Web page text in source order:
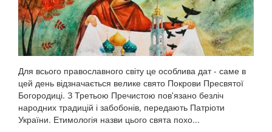
Для всього православного світу це особлива дат - саме в
цей день відзначається велике свято Покрови Пресвятої
Богородиці. З Третьою Пречистою пов'язано безліч
народних традицій і забобонів, передають Патріоти
України. Етимологія назви цього свята похо...